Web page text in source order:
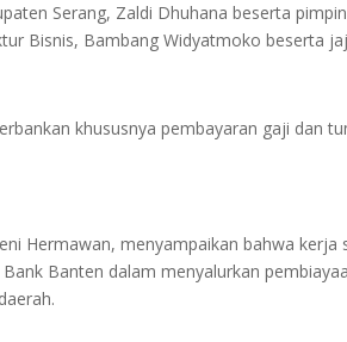
Serang, Zaldi Dhuhana beserta
Bisnis, Bambang Widyatmoko beserta
khususnya pembayaran gaji dan
Hermawan, menyampaikan bahwa kerja
Banten dalam menyalurkan